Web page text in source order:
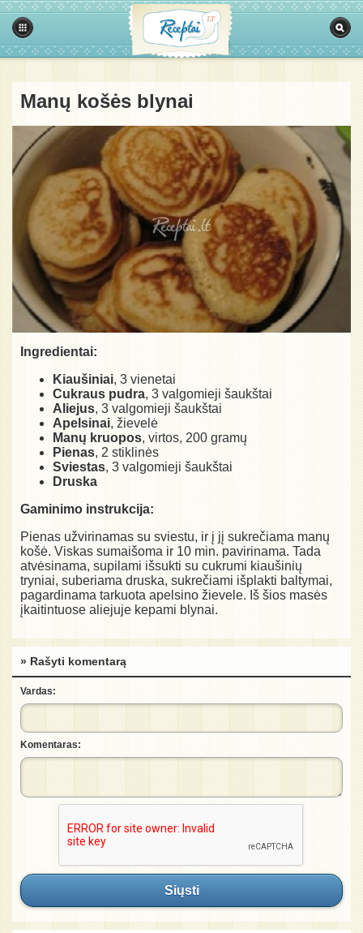
Manų košės blynai
Ingredientai:
Kiaušiniai, 3 vienetai
Cukraus pudra, 3 valgomieji šaukštai
Aliejus, 3 valgomieji šaukštai
Apelsinai, žievelė
Manų kruopos, virtos, 200 gramų
Pienas, 2 stiklinės
Sviestas, 3 valgomieji šaukštai
Druska
Gaminimo instrukcija:
Pienas užvirinamas su sviestu, ir į jį sukrečiama manų
košė. Viskas sumaišoma ir 10 min. pavirinama. Tada
atvėsinama, supilami išsukti su cukrumi kiaušinių
tryniai, suberiama druska, sukrečiami išplakti baltymai,
pagardinama tarkuota apelsino žievele. Iš šios masės
įkaitintuose aliejuje kepami blynai.
» Rašyti komentarą
Vardas:
Komentaras:
Siųsti